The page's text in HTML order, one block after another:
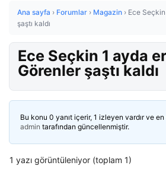
Ana sayfa › Forumlar › Magazin › Ece
şaştı kaldı
Ece Seçkin 1 ayda
Görenler şaştı kaldı
Bu konu 0 yanıt içerir, 1 izleyen vardır ve en
admin tarafından güncellenmiştir.
1 yazı görüntüleniyor (toplam 1)